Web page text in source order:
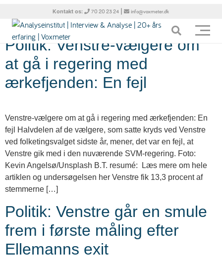
Kontakt os: 70 20 23 24 | info@voxmeter.dk
Tag: Ellemann-Jensen
Politik: Venstre-vælgere om
at gå i regering med
ærkefjenden: En fejl
Venstre-vælgere om at gå i regering med ærkefjenden: En
fejl Halvdelen af de vælgere, som satte kryds ved Venstre
ved folketingsvalget sidste år, mener, det var en fejl, at
Venstre gik med i den nuværende SVM-regering. Foto:
Kevin Angelsø/Unsplash B.T. resumé: Læs mere om hele
artiklen og undersøgelsen her Venstre fik 13,3 procent af
stemmerne […]
Politik: Venstre går en smule
frem i første måling efter
Ellemanns exit